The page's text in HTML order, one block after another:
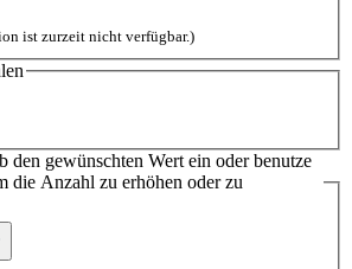
ist zurzeit nicht verfügbar.)
den gewünschten Wert ein oder benutze
die Anzahl zu erhöhen oder zu